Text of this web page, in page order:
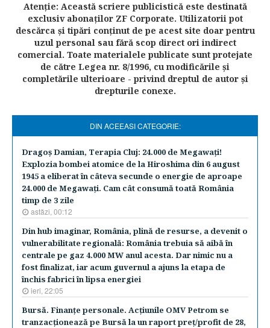
Atenţie: Această scriere publicistică este destinată
exclusiv abonaţilor ZF Corporate. Utilizatorii pot
descărca şi tipări conţinut de pe acest site doar pentru
uzul personal sau fără scop direct ori indirect
comercial. Toate materialele publicate sunt protejate
de către Legea nr. 8/1996, cu modificările şi
completările ulterioare - privind dreptul de autor şi
drepturile conexe.
DIN ACEEASI CATEGORIE:
Dragoş Damian, Terapia Cluj: 24.000 de Megawaţi!
Explozia bombei atomice de la Hiroshima din 6 august
1945 a eliberat în câteva secunde o energie de aproape
24.000 de Megawaţi. Cam cât consumă toată România
timp de 3 zile
astăzi, 00:12
Din hub imaginar, România, plină de resurse, a devenit o
vulnerabilitate regională: România trebuia să aibă în
centrale pe gaz 4.000 MW anul acesta. Dar nimic nu a
fost finalizat, iar acum guvernul a ajuns la etapa de
închis fabrici în lipsa energiei
ieri, 22:05
Bursă. Finanţe personale. Acţiunile OMV Petrom se
tranzacţionează pe Bursă la un raport preţ/profit de 28,